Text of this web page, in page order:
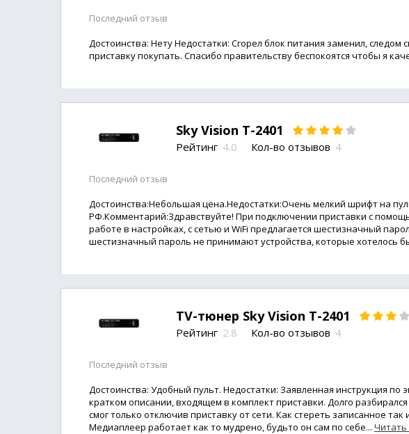
Последний отзыв
Достоинства: Нету Недостатки: Сгорел блок питания заменил,
приставку покупать. Спасибо правительству беспокоятся чтобы я
Sky Vision T-2401
Рейтинг 4.0 Кол-во отзывов 4
Последний отзыв
Достоинства:Небольшая цена.Недостатки:Очень мелкий шрифт на
РФ.Комментарий:Здравствуйте! При подключении приставки с
работе в настройках, с сетью и WiFi предлагается шестизначный
шестизначный пароль не принимают устройства, которые хотелось
TV-тюнер Sky Vision T-2401
Рейтинг 2.8 Кол-во отзывов 4
Последний отзыв
Достоинства: Удобный пульт. Недостатки: Заявленная инструкция по
кратком описании, входящем в комплект приставки. Долго
смог только отключив приставку от сети. Как стереть записанное
Медиаплеер работает как то мудрено, будьто он сам по себе...